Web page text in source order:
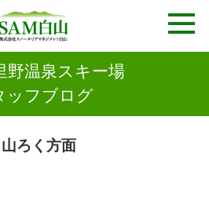
野温泉スキー場
ッフブログ
ろく方面